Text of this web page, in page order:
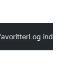
Log ind